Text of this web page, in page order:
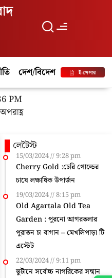
দেশ/বিদেশ পর্যটনই-পেপার
PM
লেটৈস্ট
Cherry Gold :চেরি গোল্ডের
চাষে লক্ষাধিক উপার্জন
15/03/2024 9:28 pm
Old Agartala Old Tea
Garden : পুরনো আগরতলার
পুরাতন চা বাগান – মেখলিপাড়া টি
এস্টেট
19/03/2024 8:15 pm
ভুটানে সর্বোচ্চ নাগরিকের সন্মান
22/03/2024 9:11 pm